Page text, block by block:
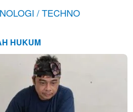
/ TECHNO
HUKUM